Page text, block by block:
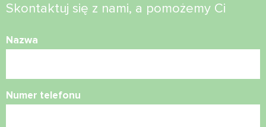
Skontaktuj się z nami, a pomożemy Ci
Nazwa
Numer telefonu